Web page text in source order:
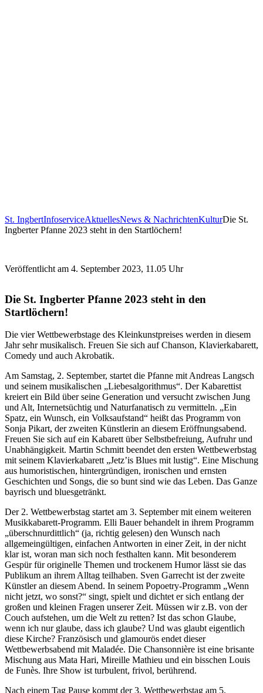
St. IngbertInfoserviceAktuellesNews & NachrichtenKulturDie St.
Ingberter Pfanne 2023 steht in den Startlöchern!
Veröffentlicht am 4. September 2023, 11.05 Uhr
Die St. Ingberter Pfanne 2023 steht in den
Startlöchern!
Die vier Wettbewerbstage des Kleinkunstpreises werden in diesem
Jahr sehr musikalisch. Freuen Sie sich auf Chanson, Klavierkabarett,
Comedy und auch Akrobatik.
Am Samstag, 2. September, startet die Pfanne mit Andreas Langsch
und seinem musikalischen „Liebesalgorithmus“. Der Kabarettist
kreiert ein Bild über seine Generation und versucht zwischen Jung
und Alt, Internetsüchtig und Naturfanatisch zu vermitteln. „Ein
Spatz, ein Wunsch, ein Volksaufstand“ heißt das Programm von
Sonja Pikart, der zweiten Künstlerin an diesem Eröffnungsabend.
Freuen Sie sich auf ein Kabarett über Selbstbefreiung, Aufruhr und
Unabhängigkeit. Martin Schmitt beendet den ersten Wettbewerbstag
mit seinem Klavierkabarett „Jetz’is Blues mit lustig“. Eine Mischung
aus humoristischen, hintergründigen, ironischen und ernsten
Geschichten und Songs, die so bunt sind wie das Leben. Das Ganze
bayrisch und bluesgetränkt.
Der 2. Wettbewerbstag startet am 3. September mit einem weiteren
Musikkabarett-Programm. Elli Bauer behandelt in ihrem Programm
„überschnurdittlich“ (ja, richtig gelesen) den Wunsch nach
allgemeingültigen, einfachen Antworten in einer Zeit, in der nicht
klar ist, woran man sich noch festhalten kann. Mit besonderem
Gespür für originelle Themen und trockenem Humor lässt sie das
Publikum an ihrem Alltag teilhaben. Sven Garrecht ist der zweite
Künstler an diesem Abend. In seinem Popoetry-Programm „Wenn
nicht jetzt, wo sonst?“ singt, spielt und dichtet er sich entlang der
großen und kleinen Fragen unserer Zeit. Müssen wir z.B. von der
Couch aufstehen, um die Welt zu retten? Ist das schon Glaube,
wenn ich nur glaube, dass ich glaube? Und was glaubt eigentlich
diese Kirche? Französisch und glamourös endet dieser
Wettbewerbsabend mit Maladée. Die Chansonnière ist eine brisante
Mischung aus Mata Hari, Mireille Mathieu und ein bisschen Louis
de Funès. Ihre Show ist turbulent, frivol, berührend.
Nach einem Tag Pause kommt der 3. Wettbewerbstag am 5.